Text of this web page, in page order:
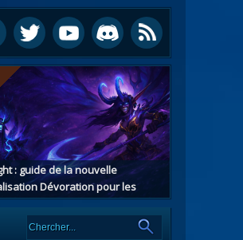
: guide de la nouvelle
Dévoration pour les
de démons